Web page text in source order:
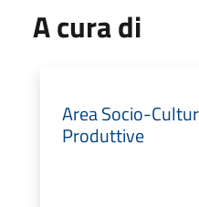
A cura di
Area Socio-
Produttive